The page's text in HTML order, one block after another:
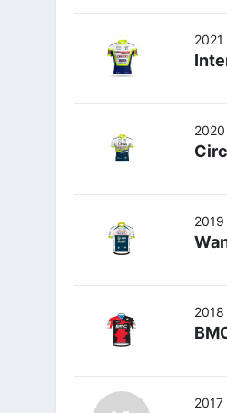
2021
2020
2019
2018
2017